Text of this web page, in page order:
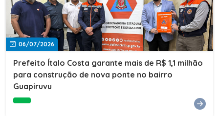
06/07/2026
Prefeito Ítalo Costa garante mais de R$ 1,1 milhão
para construção de nova ponte no bairro
Guapiruvu